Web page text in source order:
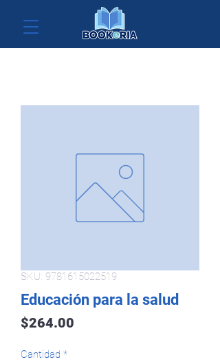
SKU: 9781615022519
Educación para la salud
$264.00
Cantidad *